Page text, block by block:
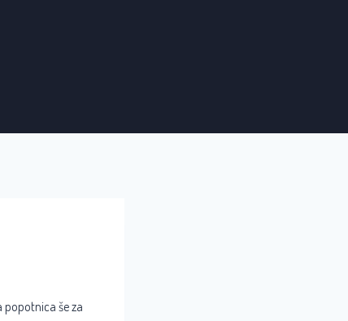
popotnica še za